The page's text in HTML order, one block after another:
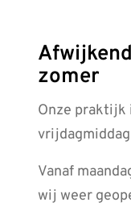
Afwijkende openingstijden
zomer
Onze praktijk
Vanaf
wij weer